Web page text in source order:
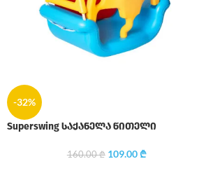
-32%
Superswing საქანელა წითელი
160.00₾ 109.00₾